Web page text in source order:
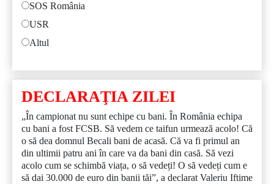
SOS România
USR
Altul
DECLARAŢIA ZILEI
„În campionat nu sunt echipe cu bani. În România echipa
cu bani a fost FCSB. Să vedem ce taifun urmează acolo! Că
o să dea domnul Becali bani de acasă. Că va fi primul an
din ultimii patru ani în care va da bani din casă. Să vezi
acolo cum se schimbă viața, o să vedeți! O să vedeți cum e
să dai 30.000 de euro din banii tăi”, a declarat Valeriu Iftime